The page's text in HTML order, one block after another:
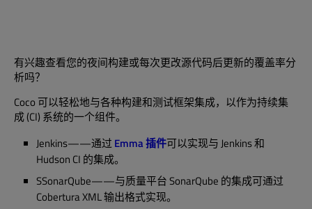
有兴趣查看您的夜间构建或每次更改源代码后更新的覆盖率分
析吗？
Coco 可以轻松地与各种构建和测试框架集成，以作为持续集
成 (CI) 系统的一个组件。
Jenkins——通过Emma 插件可以实现与 Jenkins 和
Hudson CI 的集成。
SSonarQube——与质量平台 SonarQube 的集成可通过
Cobertura XML 输出格式实现。